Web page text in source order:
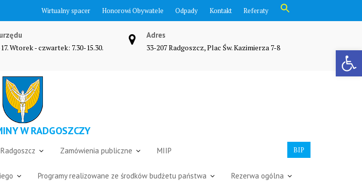
Otwórz pasek narzędzi
Wirtualny spacer Honorowi Obywatele Odpady Kontakt Referaty
Search Button
Wtorek - czwartek: 7.30-15.30.
Adres
33-207 Radgoszcz, Plac Św. Kazimierza 7-8
W RADGOSZCZY
BIP
Zamówienia publiczne MIIP
Programy realizowane ze środków budżetu państwa Rezerwa ogólna